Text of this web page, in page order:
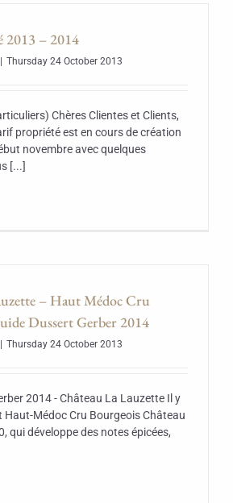
2013 – 2014
Thursday 24 October 2013
Chères Clientes et Clients,
propriété est en cours de création
novembre avec quelques
[...]
– Haut Médoc Cru
Dussert Gerber 2014
Thursday 24 October 2013
2014 - Château La Lauzette Il y
Haut-Médoc Cru Bourgeois Château
qui développe des notes épicées,